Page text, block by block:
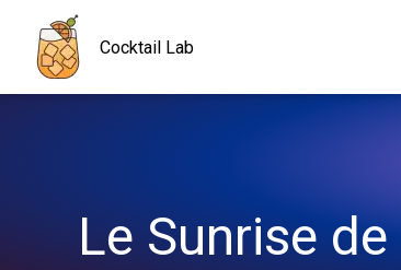
Cocktail Lab
Le Sunrise
Navigated to Le Sunrise de la Nuit: l'expérience